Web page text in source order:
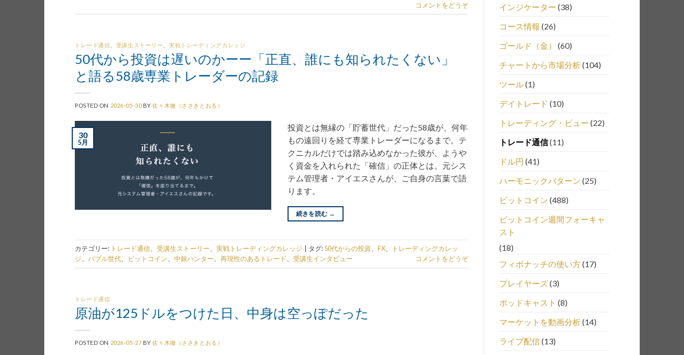
コメントをどうぞ
トレード通信 受講生ストーリー 実戦トレーディングカレッジ
50代から投資は遅いのかーー「正直、誰にも知られたくない」
と語る58歳専業トレーダーの記録
POSTED ON 2026-05-30 BY佐々木徹（ささきとおる）
30
5月
投資とは無縁の「貯蓄世代」だった58歳が、何年
もの遠回りを経て専業トレーダーになるまで。テ
クニカルだけでは踏み込めなかった彼が、ようや
く資金を入れられた「確信」の正体とは。元シス
テム管理者・アイエスさんが、ご自身の言葉で語
ります。
続きを読む →
カテゴリー: トレード通信、 受講生ストーリー、 実戦トレーディングカレッジ タグ:50代からの投資、 FX、
トレーディングカレッ
ジ、 バブル世代、 ビットコイン、 中銀ハンター、 再現性のあるトレード、 受講生インタビュー コメントをどうぞ
トレード通信
原油が125ドルをつけた日、中身は空っぽだった
POSTED ON 2026-05-27 BY佐々木徹（ささきとおる）
インジケーター (38)
コース情報 (26)
ゴールド（金）
(60)
チャートから市場分析(104)
ツール(1)
デイトレード (10)
トレーディング・ビュー (22)
トレード通信(11)
ドル円 (41)
ハーモニックパターン (25)
ビットコイン (488)
ビットコイン週間フォーキャ
スト
(18)
フィボナッチの使い方(17)
プレイヤーズ(3)
ポッドキャスト (8)
マーケットを動画分析(14)
ライブ配信(13)